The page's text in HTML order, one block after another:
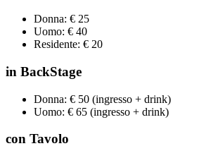
Donna: € 25
Uomo: € 40
Residente: € 20
in BackStage
Donna: € 50 (ingresso + drink)
Uomo: € 65 (ingresso + drink)
con Tavolo